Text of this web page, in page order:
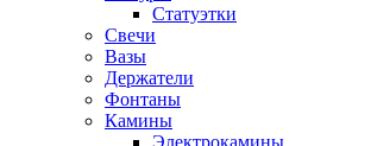
Статуэтки
Свечи
Вазы
Держатели
Фонтаны
Камины
Электрокамины